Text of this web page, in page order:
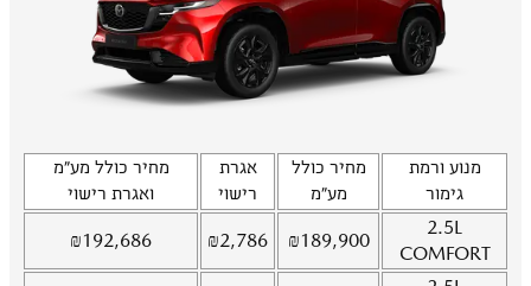
מנוע ורמת
גימור
מחיר כולל
מע"מ
אגרת
רישוי
מחיר כולל מע"מ
ואגרת רישוי
2.5L
COMFORT
₪189,900
₪2,786
₪192,686